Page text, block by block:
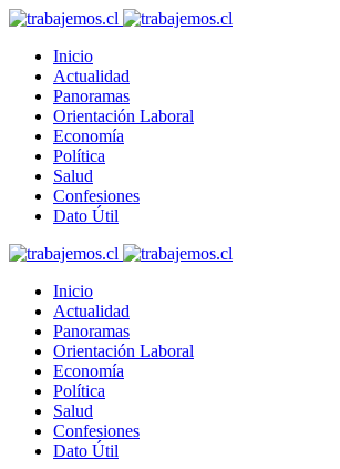
Inicio
Actualidad
Panoramas
Orientación Laboral
Economía
Política
Salud
Confesiones
Dato Útil
Inicio
Actualidad
Panoramas
Orientación Laboral
Economía
Política
Salud
Confesiones
Dato Útil